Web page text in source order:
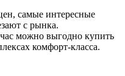
самые интересные
с рынка.
можно выгодно купить
комфорт-класса.